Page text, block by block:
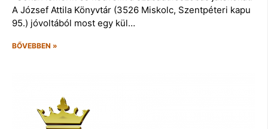
A József Attila Könyvtár (3526 Miskolc, Szentpéteri kapu
95.) jóvoltából most egy kül…
BŐVEBBEN »